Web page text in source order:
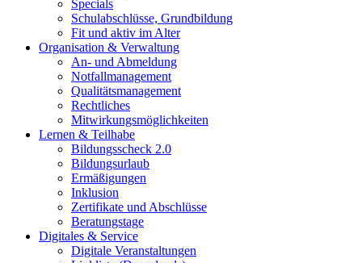
Specials
Schulabschlüsse, Grundbildung
Fit und aktiv im Alter
Organisation & Verwaltung
An- und Abmeldung
Notfallmanagement
Qualitätsmanagement
Rechtliches
Mitwirkungsmöglichkeiten
Lernen & Teilhabe
Bildungsscheck 2.0
Bildungsurlaub
Ermäßigungen
Inklusion
Zertifikate und Abschlüsse
Beratungstage
Digitales & Service
Digitale Veranstaltungen